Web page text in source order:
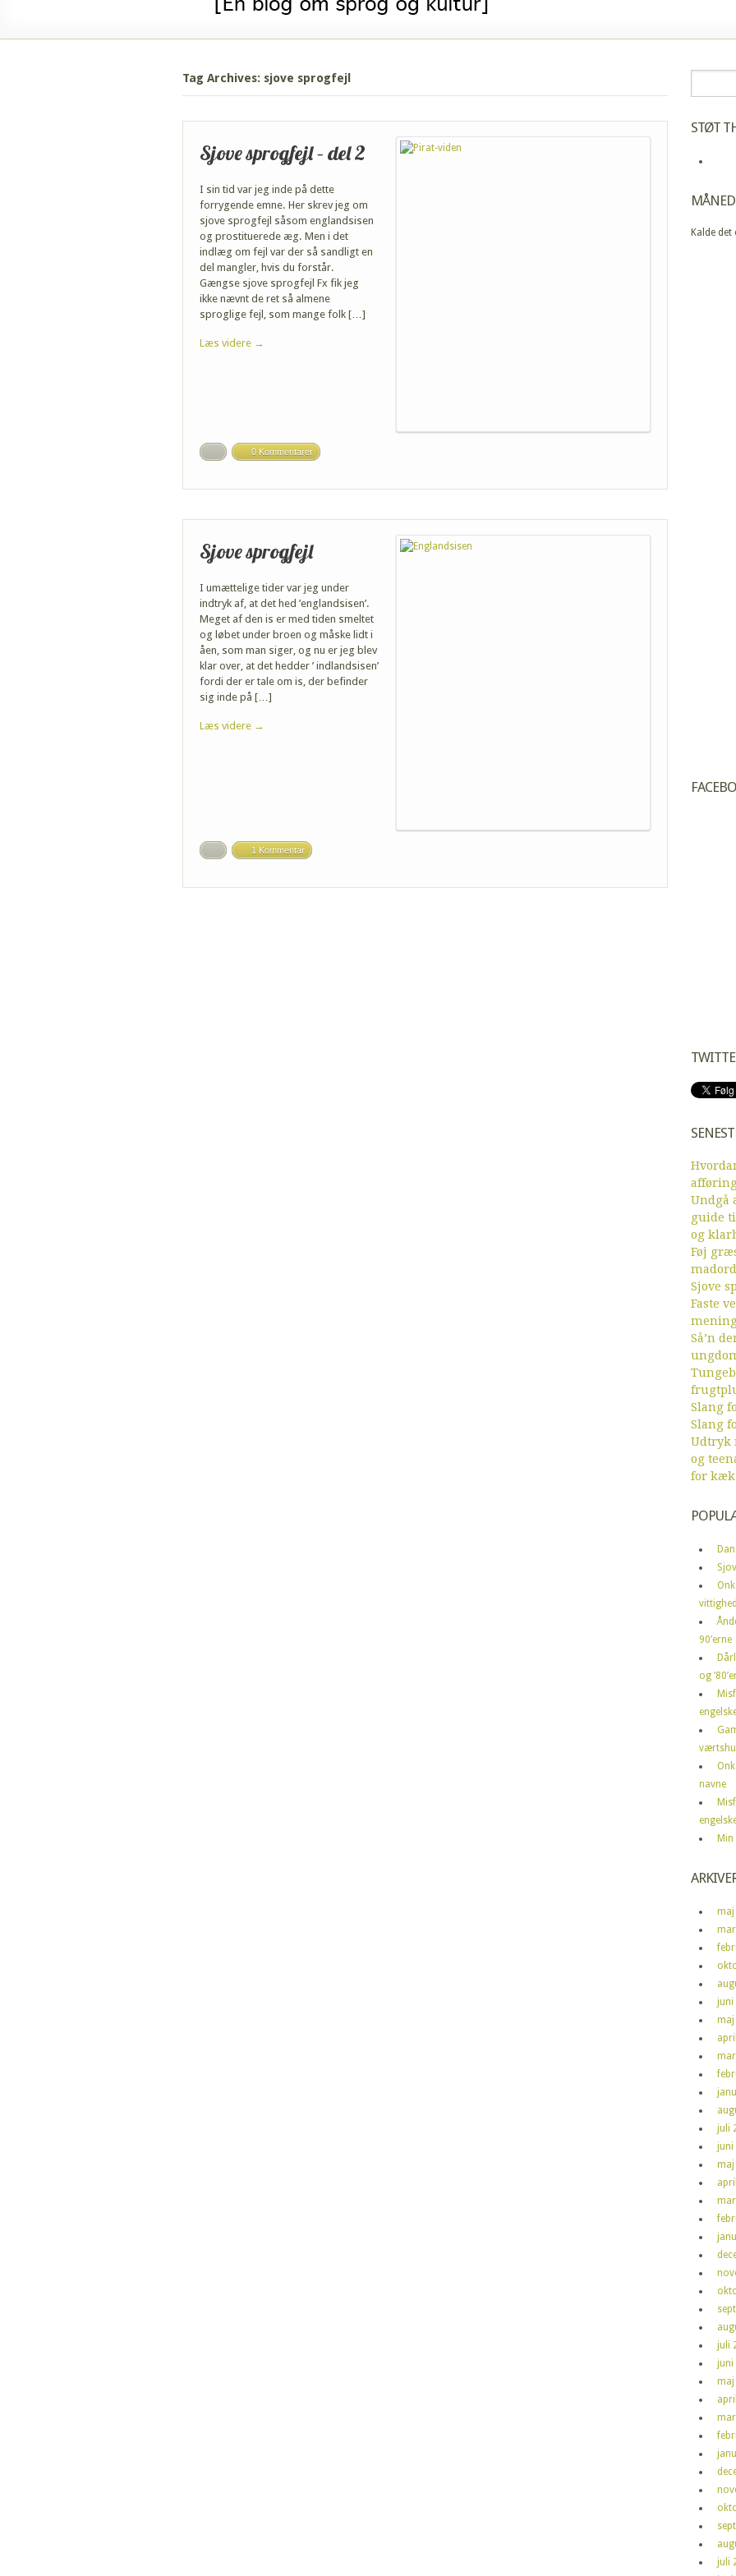
Tag Archives: sjove sprogfejl
Sjove sprogfejl – del 2
I sin tid var jeg inde på dette
forrygende emne. Her skrev jeg om
sjove sprogfejl såsom englandsisen
og prostituerede æg. Men i det
indlæg om fejl var der så sandligt en
del mangler, hvis du forstår.
Gængse sjove sprogfejl Fx fik jeg
ikke nævnt de ret så almene
sproglige fejl, som mange folk […]
Læs videre →
0 Kommentarer
Sjove sprogfejl
I umættelige tider var jeg under
indtryk af, at det hed ’englandsisen’.
Meget af den is er med tiden smeltet
og løbet under broen og måske lidt i
åen, som man siger, og nu er jeg blev
klar over, at det hedder ’ indlandsisen’
fordi der er tale om is, der befinder
sig inde på […]
Læs videre →
1 Kommentar
STØT
Kalde det
Undgå
guide
og
Føj
madord
Sjove
Faste
Så’n
Slang
Slang
Udtryk
og
for kæk
90’erne
og
navne
Min
maj
juni
maj
juli
juni
maj
juli
juni
maj
juli